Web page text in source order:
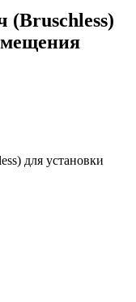
(Bruschless)
для установки